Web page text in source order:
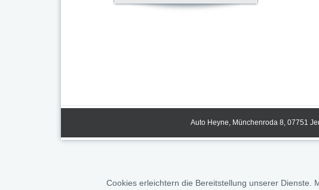
Auto Heyne, Münchenroda 8, 07751
Cookies erleichtern die Bereitstellung unserer Dienste.